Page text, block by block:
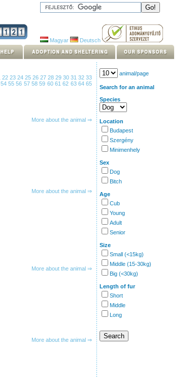
Magyar Deutsch
22 23 24 25 26 27 28 29 30 313233
54 5556 57 5859 60 6162 63 6465
More about the animal ⇒
More about the animal ⇒
More about the animal ⇒
More about the animal ⇒
animal/page
Search for an animal
Species
Location
Budapest
Szergény
Minimenhely
Sex
Dog
Bitch
Age
Cub
Young
Adult
Senior
Size
Small (<15kg)
Middle (15-30kg)
Big (<30kg)
Length of fur
Short
Middle
Long